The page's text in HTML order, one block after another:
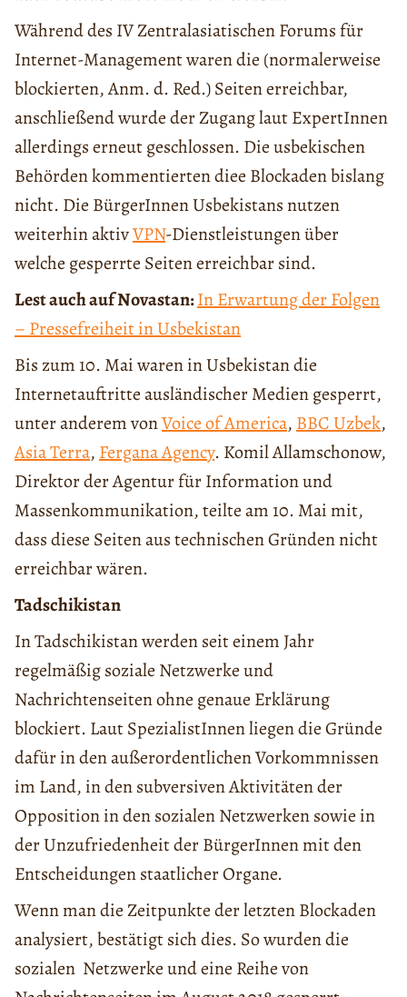
Während des IV Zentralasiatischen Forums für
Internet-Management waren die (normalerweise
blockierten, Anm. d. Red.) Seiten erreichbar,
anschließend wurde der Zugang laut ExpertInnen
allerdings erneut geschlossen. Die usbekischen
Behörden kommentierten diee Blockaden bislang
nicht. Die BürgerInnen Usbekistans nutzen
weiterhin aktivVPN-Dienstleistungen über
welche gesperrte Seiten erreichbar sind.
Lest auch auf Novastan:In Erwartung der Folgen
– Pressefreiheit in Usbekistan
Bis zum 10. Mai waren in Usbekistan die
Internetauftritte ausländischer Medien gesperrt,
unter anderem vonVoice of America, BBC Uzbek,
Asia Terra, Fergana Agency. Komil Allamschonow,
Direktor der Agentur für Information und
Massenkommunikation, teilte am 10. Mai mit,
dass diese Seiten aus technischen Gründen nicht
erreichbar wären.
Tadschikistan
In Tadschikistan werden seit einem Jahr
regelmäßig soziale Netzwerke und
Nachrichtenseiten ohne genaue Erklärung
blockiert. Laut SpezialistInnen liegen die Gründe
dafür in den außerordentlichen Vorkommnissen
im Land, in den subversiven Aktivitäten der
Opposition in den sozialen Netzwerken sowie in
der Unzufriedenheit der BürgerInnen mit den
Entscheidungen staatlicher Organe.
Wenn man die Zeitpunkte der letzten Blockaden
analysiert, bestätigt sich dies. So wurden die
sozialen Netzwerke und eine Reihe von